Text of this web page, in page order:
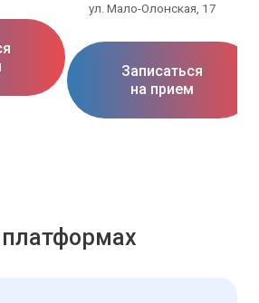
ул. Мало-Олонская, 17
Записаться
на прием
платформах